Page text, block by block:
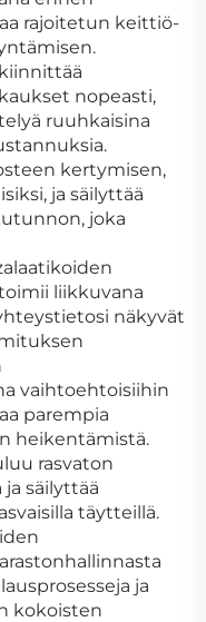
rajoitetun keittiö-
nopeasti,
ruuhkaisina
kertymisen,
ja säilyttää
joka
liikkuvana
näkyvät
vaihtoehtoisiihin
parempia
heikentämistä.
rasvaton
säilyttää
täytteillä.
ja
kokoisten